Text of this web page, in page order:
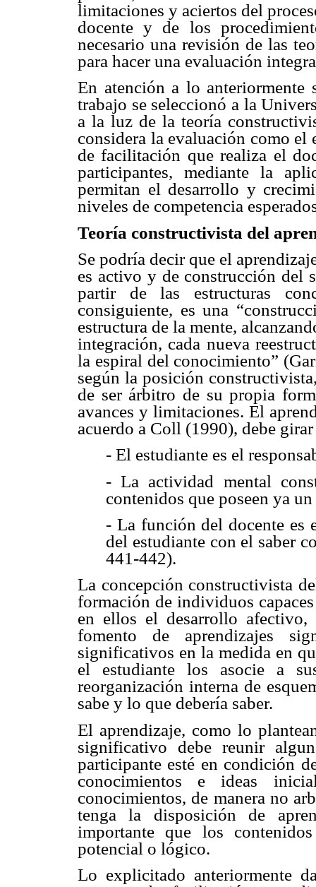
limitaciones y aciertos del
docente y de los
necesario una revisión de las
para hacer una evaluación
En atención a lo anteriormente
trabajo se seleccionó a la
a la luz de la teoría
considera la evaluación como el
de facilitación que realiza el
participantes, mediante la
permitan el desarrollo y
niveles de competencia
Teoría constructivista del
Se podría decir que el
es activo y de construcción del
partir de las estructuras
consiguiente, es una
estructura de la mente,
integración, cada nueva
la espiral del conocimiento”
según la posición
de ser árbitro de su propia
avances y limitaciones. El
acuerdo a Coll (1990), debe
- El estudiante es el
- La actividad mental
contenidos que poseen ya
- La función del docente es
del estudiante con el saber
441-442).
La concepción constructivista
formación de individuos
en ellos el desarrollo
fomento de aprendizajes
significativos en la medida en
el estudiante los asocie a
reorganización interna de
sabe y lo que debería saber.
El aprendizaje, como lo
significativo debe reunir
participante esté en condición
conocimientos e ideas
conocimientos, de manera no
tenga la disposición de
importante que los
potencial o lógico.
Lo explicitado anteriormente